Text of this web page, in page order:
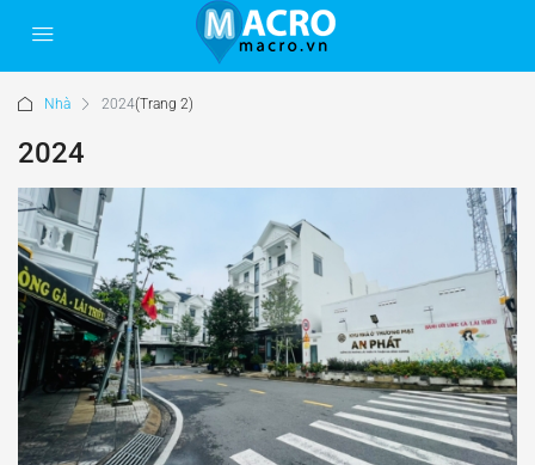
Nhà 2024(Trang 2)
2024